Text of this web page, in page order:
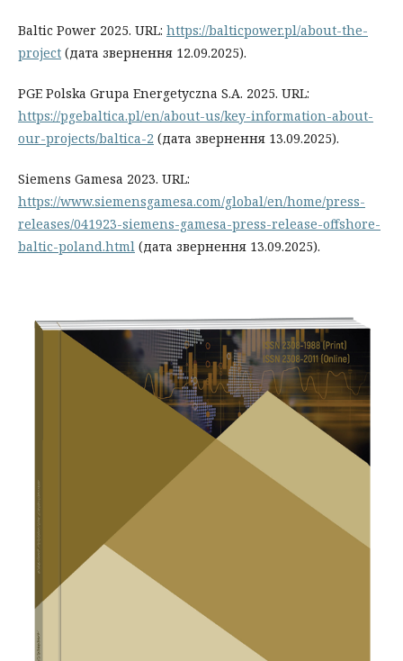
Baltic Power 2025. URL: https://balticpower.pl/about-the-
project (дата звернення 12.09.2025).
PGE Polska Grupa Energetyczna S.A. 2025. URL:
https://pgebaltica.pl/en/about-us/key-information-about-
our-projects/baltica-2 (дата звернення 13.09.2025).
Siemens Gamesa 2023. URL:
https://www.siemensgamesa.com/global/en/home/press-
releases/041923-siemens-gamesa-press-release-offshore-
baltic-poland.html (дата звернення 13.09.2025).